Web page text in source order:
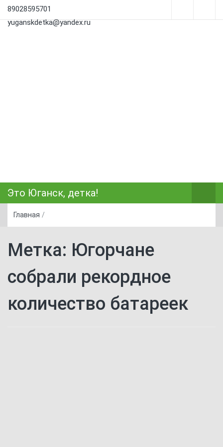
89028595701
yuganskdetka@yandex.ru
Это Юганск, детка!
Главная /
Метка: Югорчане
собрали рекордное
количество батареек